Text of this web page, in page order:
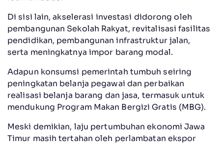
Di sisi lain, akselerasi investasi didorong oleh
pembangunan Sekolah Rakyat, revitalisasi fasilitas
pendidikan, pembangunan infrastruktur jalan,
serta meningkatnya impor barang modal.
Adapun konsumsi pemerintah tumbuh seiring
peningkatan belanja pegawai dan perbaikan
realisasi belanja barang dan jasa, termasuk untuk
mendukung Program Makan Bergizi Gratis (MBG).
Meski demikian, laju pertumbuhan ekonomi Jawa
Timur masih tertahan oleh perlambatan ekspor